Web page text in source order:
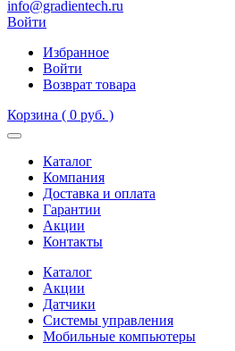
info@gradientech.ru
Войти
Избранное
Войти
Возврат товара
Корзина ( 0 руб. )
Каталог
Компания
Доставка и оплата
Гарантии
Акции
Контакты
Каталог
Акции
Датчики
Системы управления
Мобильные компьютеры